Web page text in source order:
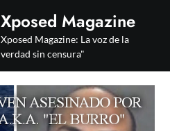
Xposed Magazine
Xposed Magazine: La voz de la
verdad sin censura"